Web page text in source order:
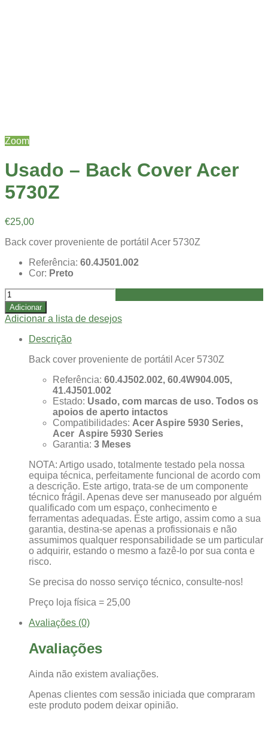
Zoom
Usado – Back Cover Acer
5730Z
€25,00
Back cover proveniente de portátil Acer 5730Z
Referência: 60.4J501.002
Cor: Preto
Quantidade
de
Usado
-
Back
Cover
Adicionar
Adicionar a lista de desejos
Descrição
Back cover proveniente de portátil Acer 5730Z
Referência: 60.4J502.002, 60.4W904.005,
41.4J501.002
Estado: Usado, com marcas de uso. Todos os
apoios de aperto intactos
Compatibilidades: Acer Aspire 5930 Series,
Acer Aspire 5930 Series
Garantia: 3 Meses
NOTA: Artigo usado, totalmente testado pela nossa
equipa técnica, perfeitamente funcional de acordo com
a descrição. Este artigo, trata-se de um componente
técnico frágil. Apenas deve ser manuseado por alguém
qualificado com um espaço, conhecimento e
ferramentas adequadas. Este artigo, assim como a sua
garantia, destina-se apenas a profissionais e não
assumimos qualquer responsabilidade se um particular
o adquirir, estando o mesmo a fazê-lo por sua conta e
risco.
Se precisa do nosso serviço técnico, consulte-nos!
Preço loja física = 25,00
Avaliações (0)
Avaliações
Ainda não existem avaliações.
Apenas clientes com sessão iniciada que compraram
este produto podem deixar opinião.